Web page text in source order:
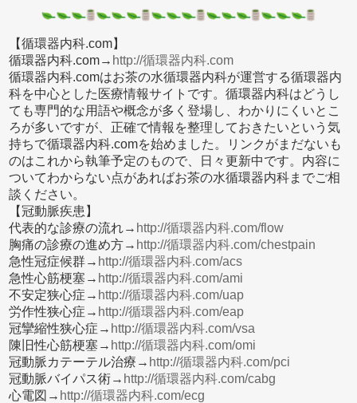
【循環器内科.com】
循環器内科.com→ http://循環器内科.com
循環器内科.comはお茶の水循環器内科が運営する循環器内
科を中心とした医療情報サイトです。循環器内科はどうし
ても専門的な用語や概念が多く登場し、わかりにくいとこ
ろが多いですが、正確で情報を整理しておきたいという気
持ちで循環器内科.comを始めました。リンクがまだないも
のはこれから執筆予定のもので、日々更新中です。内容に
ついてわからない点があればお茶の水循環器内科までご相
談ください。
【冠動脈疾患】
代表的な診療の流れ→ http://循環器内科.com/flow
胸痛の診療の進め方→ http://循環器内科.com/chestpain
急性冠症候群→ http://循環器内科.com/acs
急性心筋梗塞→ http://循環器内科.com/ami
不安定狭心症→ http://循環器内科.com/uap
労作性狭心症→ http://循環器内科.com/eap
冠攣縮性狭心症→ http://循環器内科.com/vsa
陳旧性心筋梗塞→ http://循環器内科.com/omi
冠動脈カテーテル治療→ http://循環器内科.com/pci
冠動脈バイパス術→ http://循環器内科.com/cabg
心電図→ http://循環器内科.com/ecg